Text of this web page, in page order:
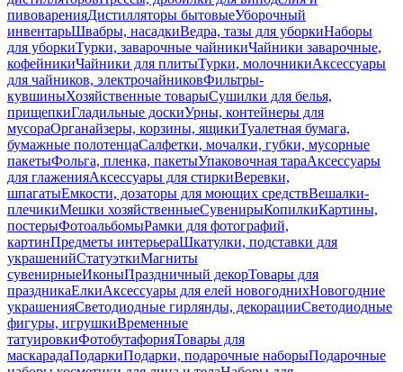
пивоваренияДистилляторы бытовыеУборочный
инвентарьШвабры, насадкиВедра, тазы для уборкиНаборы
для уборкиТурки, заварочные чайникиЧайники заварочные,
кофейникиЧайники для плитыТурки, молочникиАксессуары
для чайников, электрочайниковФильтры-
кувшиныХозяйственные товарыСушилки для белья,
прищепкиГладильные доскиУрны, контейнеры для
мусораОрганайзеры, корзины, ящикиТуалетная бумага,
бумажные полотенцаСалфетки, мочалки, губки, мусорные
пакетыФольга, пленка, пакетыУпаковочная тараАксессуары
для глаженияАксессуары для стиркиВеревки,
шпагатыЕмкости, дозаторы для моющих средствВешалки-
плечикиМешки хозяйственныеСувенирыКопилкиКартины,
постерыФотоальбомыРамки для фотографий,
картинПредметы интерьераШкатулки, подставки для
украшенийСтатуэткиМагниты
сувенирныеИконыПраздничный декорТовары для
праздникаЕлкиАксессуары для елей новогоднихНовогодние
украшенияСветодиодные гирлянды, декорацииСветодиодные
фигуры, игрушкиВременные
татуировкиФотобутафорияТовары для
маскарадаПодаркиПодарки, подарочные наборыПодарочные